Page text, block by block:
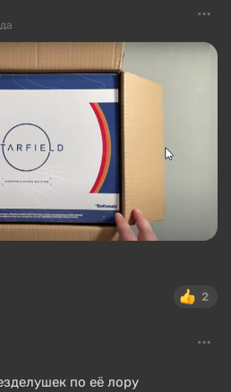
2
по её лору